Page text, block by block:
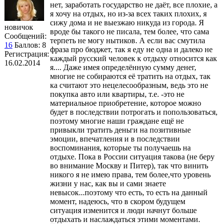
новичок
Сообщений:
16 Баллов: 8
Регистрация:
16.02.2014
нет, заработать государство не даёт, все плохие, а
я хочу на отдых, но из-за всех таких плохих, я
сижу дома и не выезжаю никуда из города. Я
вроде бы такого не писала, тем более, что сама
терпеть не могу нытиков. А если вас смутила
фраза про бюджет, так я еду не одна и далеко не
каждый русский человек к отдыху относится как
я.... Даже имея определённую сумму денег,
многие не собираются её тратить на отдых, так
ка считают это нецелесообразным, ведь это не
покупка авто или квартиры, т.е. -это не
материальное приобретение, которое можно
будет в последствии потрогать и попользоваться,
поэтому многие наши граждане ещё не
привыкли тратить деньги на позитивные
эмоции, впечатления и в последствии
воспоминания, которые ты получаешь на
отдыхе. Пока в России ситуация такова (не беру
во внимание Москву и Питер), так что винить
никого я не имею права, тем более,что уровень
жизни у нас, как вы и сами знаете
невысок...поэтому что есть, то есть на данный
момент, надеюсь, что в скором будущем
ситуация изменится и люди начнут больше
отдыхать и наслаждаться этими моментами.